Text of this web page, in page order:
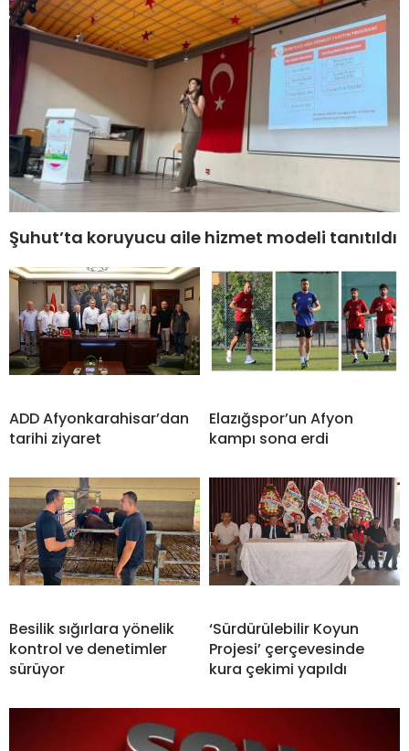
Şuhut’ta koruyucu aile hizmet modeli tanıtıldı
ADD Afyonkarahisar’dan
tarihi ziyaret
Elazığspor’un Afyon
kampı sona erdi
Besilik sığırlara yönelik
kontrol ve denetimler
sürüyor
‘Sürdürülebilir Koyun
Projesi’ çerçevesinde
kura çekimi yapıldı